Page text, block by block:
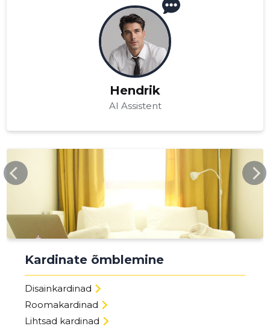
Hendrik
AI Assistent
Kardinate õmblemine
Disainkardinad
Roomakardinad
Lihtsad kardinad